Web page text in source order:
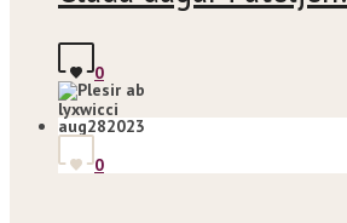
0
lyxwicci
aug282023
0